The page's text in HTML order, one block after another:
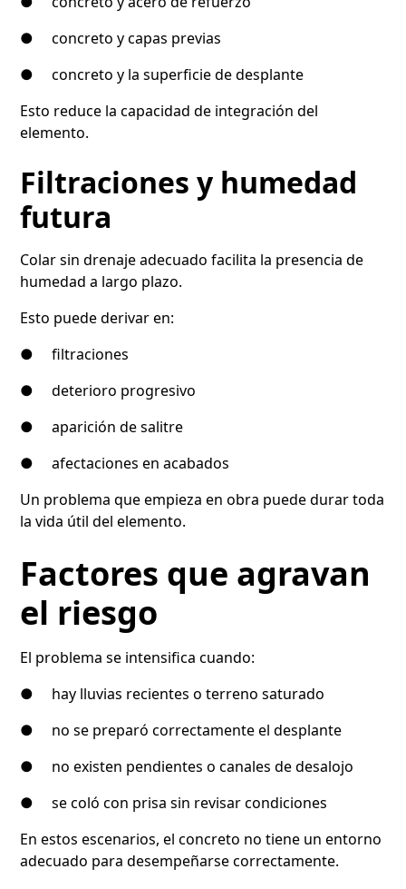
● concreto y capas previas
● concreto y la superficie de desplante
Esto reduce la capacidad de integración del
elemento.
Filtraciones y humedad
futura
Colar sin drenaje adecuado facilita la presencia de
humedad a largo plazo.
Esto puede derivar en:
● filtraciones
● deterioro progresivo
● aparición de salitre
● afectaciones en acabados
Un problema que empieza en obra puede durar toda
la vida útil del elemento.
Factores que agravan
el riesgo
El problema se intensifica cuando:
● hay lluvias recientes o terreno saturado
● no se preparó correctamente el desplante
● no existen pendientes o canales de desalojo
● se coló con prisa sin revisar condiciones
En estos escenarios, el concreto no tiene un entorno
adecuado para desempeñarse correctamente.